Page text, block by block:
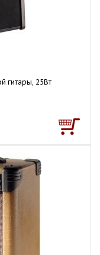
гитары, 25Вт